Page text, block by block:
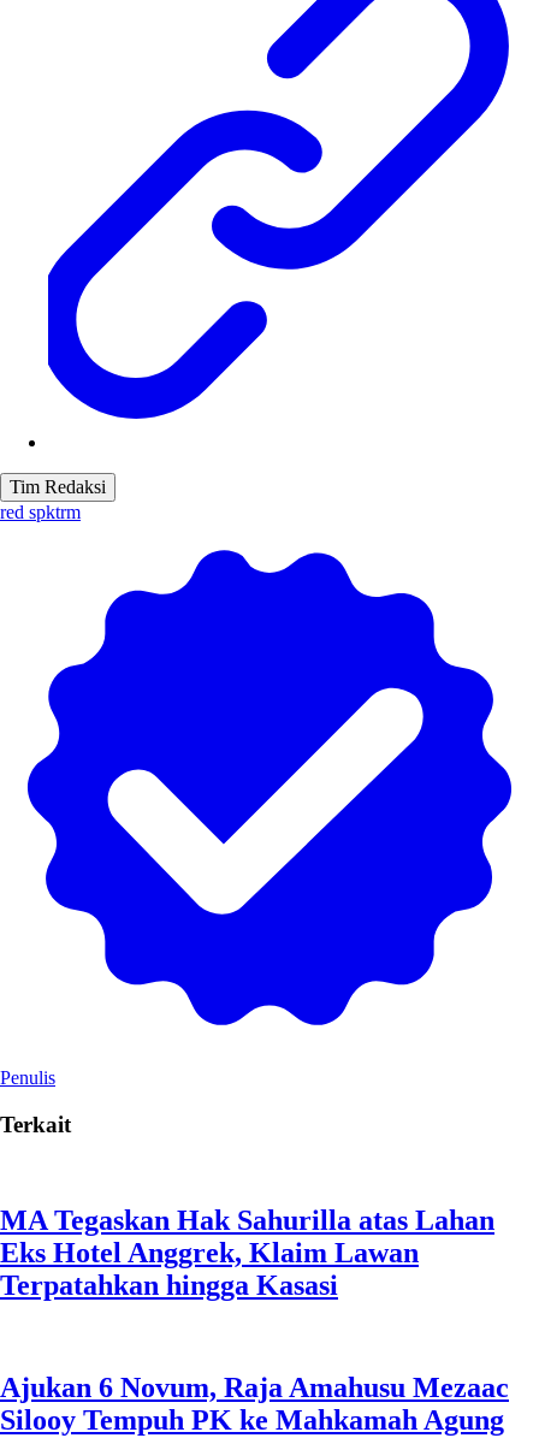
Tim Redaksi
red spktrm
Penulis
Terkait
MA Tegaskan Hak Sahurilla atas Lahan
Eks Hotel Anggrek, Klaim Lawan
Terpatahkan hingga Kasasi
Ajukan 6 Novum, Raja Amahusu Mezaac
Silooy Tempuh PK ke Mahkamah Agung